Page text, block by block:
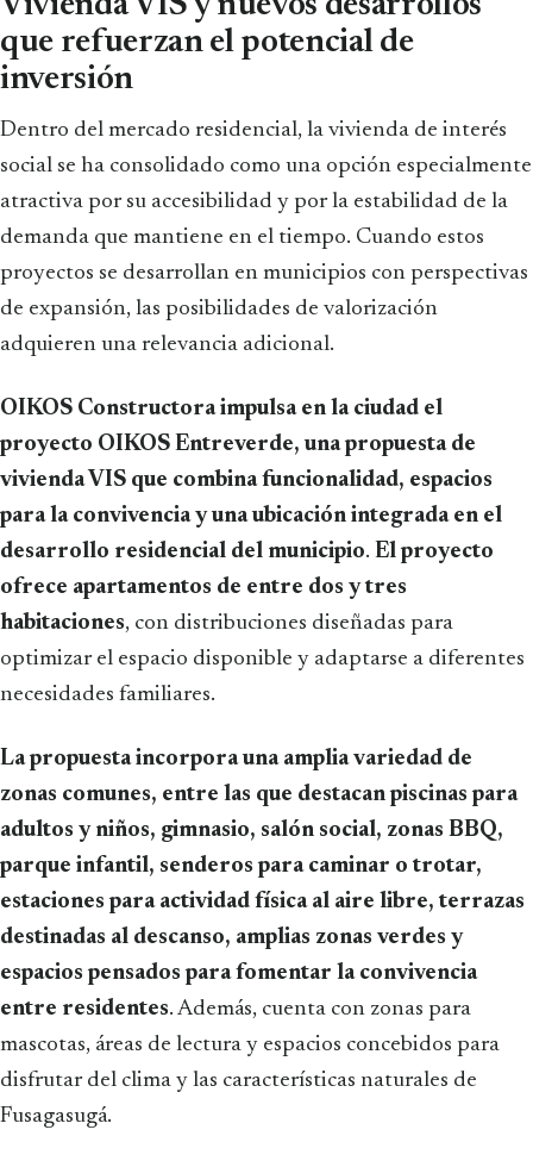
que refuerzan el potencial de
inversión
Dentro del mercado residencial, la vivienda de interés
social se ha consolidado como una opción especialmente
atractiva por su accesibilidad y por la estabilidad de la
demanda que mantiene en el tiempo. Cuando estos
proyectos se desarrollan en municipios con perspectivas
de expansión, las posibilidades de valorización
adquieren una relevancia adicional.
OIKOS Constructora impulsa en la ciudad el
proyecto OIKOS Entreverde, una propuesta de
vivienda VIS que combina funcionalidad, espacios
para la convivencia y una ubicación integrada en el
desarrollo residencial del municipio. El proyecto
ofrece apartamentos de entre dos y tres
habitaciones, con distribuciones diseñadas para
optimizar el espacio disponible y adaptarse a diferentes
necesidades familiares.
La propuesta incorpora una amplia variedad de
zonas comunes, entre las que destacan piscinas para
adultos y niños, gimnasio, salón social, zonas BBQ,
parque infantil, senderos para caminar o trotar,
estaciones para actividad física al aire libre, terrazas
destinadas al descanso, amplias zonas verdes y
espacios pensados para fomentar la convivencia
entre residentes. Además, cuenta con zonas para
mascotas, áreas de lectura y espacios concebidos para
disfrutar del clima y las características naturales de
Fusagasugá.